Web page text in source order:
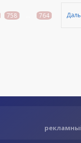
758 764